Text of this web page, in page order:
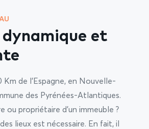
dynamique et
Km de l’Espagne, en Nouvelle-
des Pyrénées-Atlantiques.
ou propriétaire d’un immeuble ?
lieux est nécessaire. En fait, il